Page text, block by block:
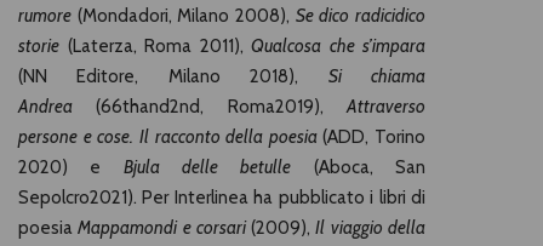
rumore (Mondadori, Milano 2008), Se dico radicidico
storie (Laterza, Roma 2011), Qualcosa che s’impara
(NN Editore, Milano 2018), Si chiama
Andrea(66thand2nd, Roma2019),Attraverso
persone e cose. Il racconto della poesia(ADD, Torino
2020) e Bjula delle betulle (Aboca, San
Sepolcro2021). Per Interlinea ha pubblicato i libri di
poesiaMappamondi e corsari(2009),Il viaggio della